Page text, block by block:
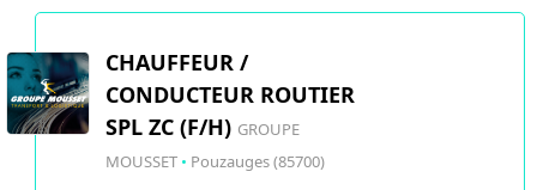
CHAUFFEUR /
CONDUCTEUR ROUTIER
SPL ZC (F/H) GROUPE
MOUSSET • Pouzauges (85700)